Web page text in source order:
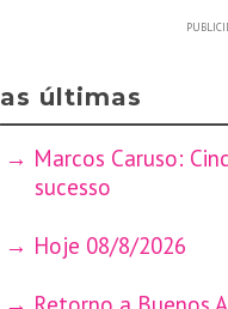
as últimas
Marcos Caruso:
sucesso
Hoje 08/8/2026